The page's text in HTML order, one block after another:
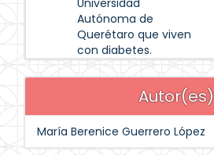
Universidad
Autónoma de
Querétaro que viven
con diabetes.
Autor(es)
María Berenice Guerrero López